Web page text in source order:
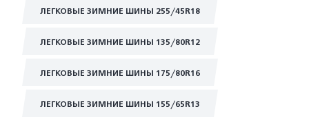
ЛЕГКОВЫЕ ЗИМНИЕ ШИНЫ 255/45R18
ЛЕГКОВЫЕ ЗИМНИЕ ШИНЫ 135/80R12
ЛЕГКОВЫЕ ЗИМНИЕ ШИНЫ 175/80R16
ЛЕГКОВЫЕ ЗИМНИЕ ШИНЫ 155/65R13